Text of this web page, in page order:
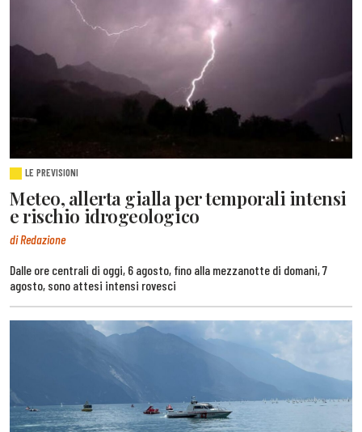
LE PREVISIONI
Meteo, allerta gialla per temporali intensi
e rischio idrogeologico
di Redazione
Dalle ore centrali di oggi, 6 agosto, fino alla mezzanotte di domani, 7
agosto, sono attesi intensi rovesci